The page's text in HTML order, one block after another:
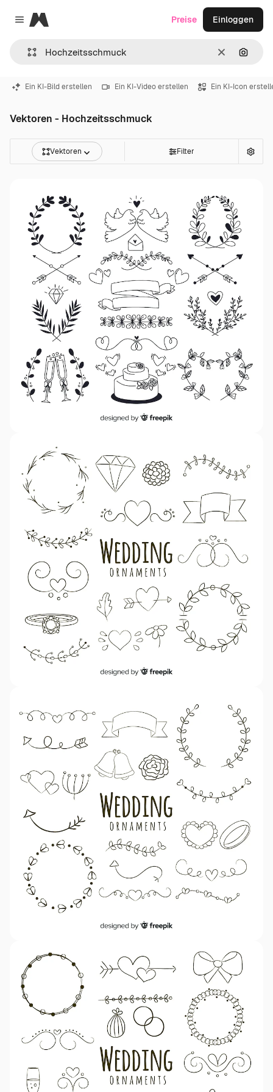
Close menu
Magnific
LöschenNach
Preise Einloggen
Ein KI-Bild erstellen Ein KI-Video erstellen Ein KI-Icon
Vektoren - Hochzeitsschmuck
Vektoren Filter